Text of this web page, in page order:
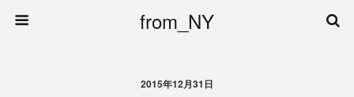
from_NY
2015年12月31日